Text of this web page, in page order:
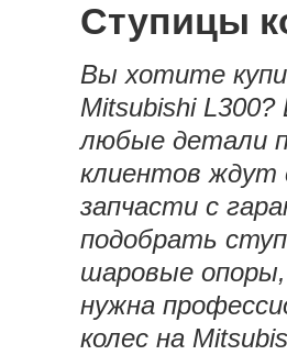
Ступицы
Вы хотите
Mitsubishi
любые детали
клиентов ждут
запчасти с
подобрать
шаровые
нужна
колес на